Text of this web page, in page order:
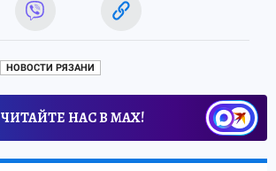
НОВОСТИ РЯЗАНИ
ЧИТАЙТЕ НАС В МАХ!